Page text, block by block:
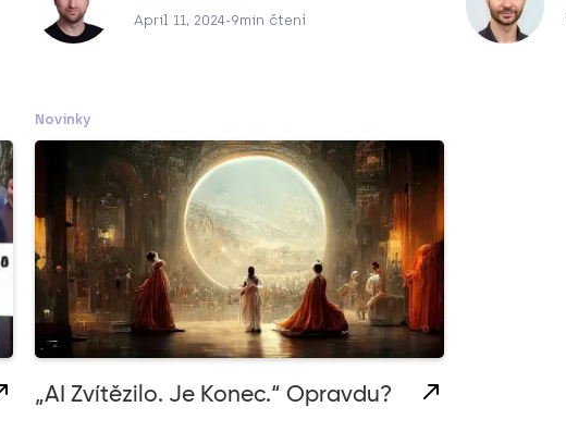
April 11, 2024-9min čtení
Novinky
„AI Zvítězilo. Je Konec.“ Opravdu?